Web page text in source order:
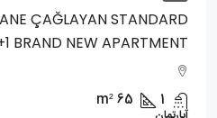
ÇAĞLAYAN STANDARD
BRAND NEW APARTMENT
1
65
m²